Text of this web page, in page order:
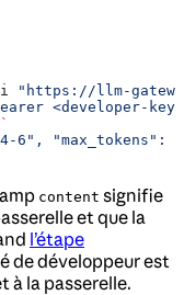
"https://llm-
<developer-
`
4-6",
content signifie
et que la
l’étape
de développeur est
à la passerelle.